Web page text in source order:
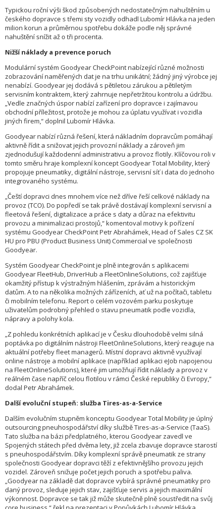
Typickou roční výši škod způsobených nedostatečným nahuštěním u
českého dopravce s třemi sty vozidly odhadl Lubomír Hlávka na jeden
milion korun a průměrnou spotřebu dokáže podle něj správné
nahuštění snížit až o tři procenta.
Nižší náklady a prevence poruch
Modulární systém Goodyear CheckPoint nabízející různé možnosti
zobrazování naměřených dat je na trhu unikátní; žádný jiný výrobce jej
nenabízí. Goodyear jej dodává s pětiletou zárukou a pětiletým
servisním kontraktem, který zahrnuje nepřetržitou kontrolu a údržbu.
„Vedle značných úspor nabízí zařízení pro dopravce i zajímavou
obchodní příležitost, protože je mohou za úplatu využívat i vozidla
jiných firem,“ doplnil Lubomír Hlávka.
Goodyear nabízí různá řešení, která nákladním dopravcům pomáhají
aktivně řídit a snižovat jejich provozní náklady a zároveň jim
zjednodušují každodenní administrativu a provoz flotily. Klíčovou roli v
tomto směru hraje komplexní koncept Goodyear Total Mobility, který
propojuje pneumatiky, digitální nástroje, servisní síť i data do jednoho
integrovaného systému.
„Čeští dopravci dnes mnohem více než dříve řeší celkové náklady na
provoz (TCO). Do popředí se tak právě dostávají komplexní servisní a
fleetová řešení, digitalizace a práce s daty a důraz na efektivitu
provozu a minimalizaci prostojů,“ komentoval motivy k pořízení
systému Goodyear CheckPoint Petr Abrahámek, Head of Sales CZ SK
HU pro PBU (Product Business Unit) Commercial ve společnosti
Goodyear.
Systém Goodyear CheckPoint je plně integrován s aplikacemi
Goodyear FleetHub, DriverHub a FleetOnlineSolutions, což zajišťuje
okamžitý přístup k výstražným hlášením, zprávám a historickým
datům. A to na několika možných zářízeních, ať už na počítači, tabletu
či mobilním telefonu. Report o celém vozovém parku poskytuje
uživatelům podrobný přehled o stavu pneumatik podle vozidla,
nápravy a polohy kola.
„Z pohledu konkrétních aplikací je v Česku dlouhodobě velmi silná
poptávka po digitálním nástroji FleetOnlineSolutions, který reaguje na
aktuální potřeby fleet managerů. Místní dopravci aktivně využívají
online nástroje a mobilní aplikace (například aplikaci eJob napojenou
na FleetOnlineSolutions), které jim umožňují řídit náklady a provoz v
reálném čase napříč celou flotilou v rámci České republiky či Evropy,“
dodal Petr Abrahámek.
Další evoluční stupeň: služba Tires-as-a-Service
Dalším evolučním stupněm konceptu Goodyear Total Mobility je úplný
outsourcing pneuhospodářství díky službě Tires-as-a-Service (TaaS).
Tato služba na bázi předplatného, kterou Goodyear zavedl ve
Spojených státech před dvěma lety, již zcela zbavuje dopravce starostí
s pneuhospodářstvím. Díky komplexní správě pneumatik ze strany
společnosti Goodyear dopravci těží z efektivnějšího provozu jejich
vozidel. Zároveň snižuje počet jejich poruch a spotřebu paliva.
„Goodyear na základě dat dopravce vybírá správné pneumatiky pro
daný provoz, sleduje jejich stav, zajišťuje servis a jejich maximální
výkonnost. Dopravce se tak již může skutečně plně soustředit na svůj